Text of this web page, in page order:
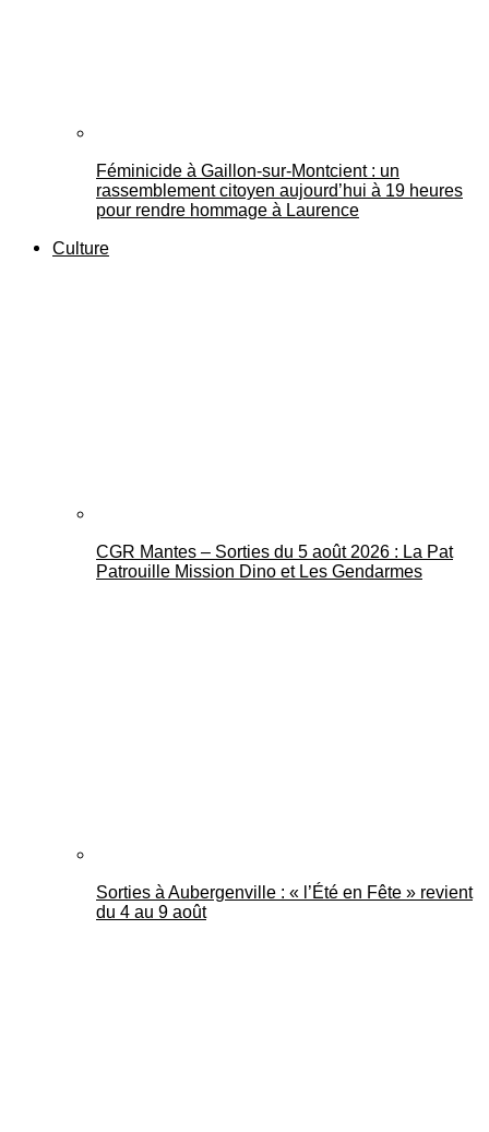
Féminicide à Gaillon‑sur‑Montcient : un
rassemblement citoyen aujourd’hui à 19 heures
pour rendre hommage à Laurence
Culture
CGR Mantes – Sorties du 5 août 2026 : La Pat
Patrouille Mission Dino et Les Gendarmes
Sorties à Aubergenville : « l’Été en Fête » revient
du 4 au 9 août